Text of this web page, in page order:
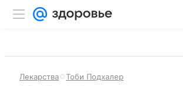
Лекарства Тоби Подхалер